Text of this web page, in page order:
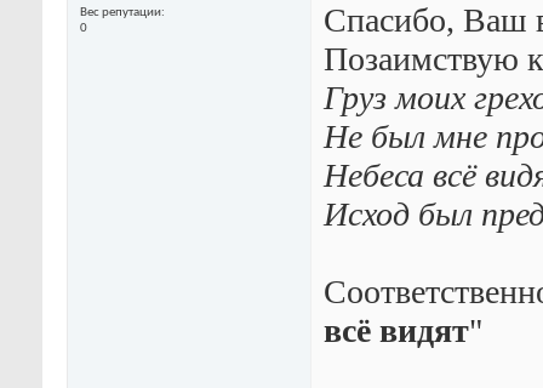
Вес репутации
0
Спасибо, Ваш
Позаимствую
Груз моих
Не был мне
Небеса всё
Исход был
всё видят"